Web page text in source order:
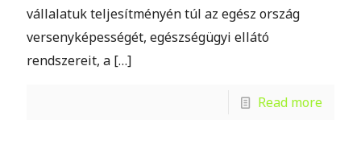
vállalatuk teljesítményén túl az egész ország
versenyképességét, egészségügyi ellátó
rendszereit, a […]
Read more